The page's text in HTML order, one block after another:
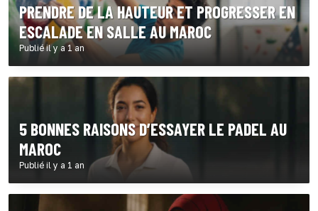
PRENDRE DE LA HAUTEUR ET PROGRESSER EN
ESCALADE EN SALLE AU MAROC
Publié il y a 1 an
5 BONNES RAISONS D’ESSAYER LE PADEL AU
MAROC
Publié il y a 1 an